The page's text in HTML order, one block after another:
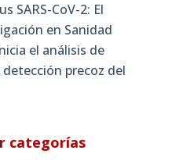
SARS-CoV-2: El
en Sanidad
el análisis de
precoz del
categorías